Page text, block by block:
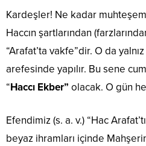
Kardeşler! Ne kadar
Haccın şartlarından
“Arafat’ta vakfe”dir. O da
arefesinde yapılır. Bu sene
“Haccı Ekber” olacak. O gün
Efendimiz (s. a. v.) “Hac
beyaz ihramları içinde